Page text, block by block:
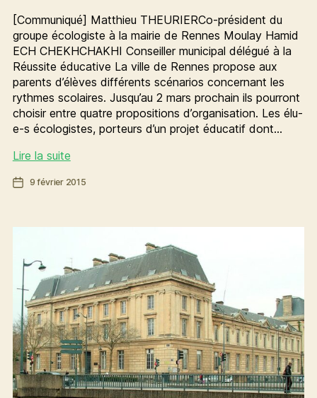
[Communiqué] Matthieu THEURIERCo-président du
groupe écologiste à la mairie de Rennes Moulay Hamid
ECH CHEKHCHAKHI Conseiller municipal délégué à la
Réussite éducative La ville de Rennes propose aux
parents d’élèves différents scénarios concernant les
rythmes scolaires. Jusqu’au 2 mars prochain ils pourront
choisir entre quatre propositions d’organisation. Les élu-
e-s écologistes, porteurs d’un projet éducatif dont…
Lire la suiteRythmes
:
!
Date9 février 2015